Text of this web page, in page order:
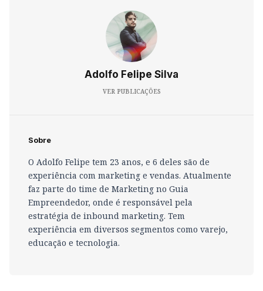
Adolfo Felipe Silva
VER PUBLICAÇÕES
Sobre
O Adolfo Felipe tem 23 anos, e 6 deles são de
experiência com marketing e vendas. Atualmente
faz parte do time de Marketing no Guia
Empreendedor, onde é responsável pela
estratégia de inbound marketing. Tem
experiência em diversos segmentos como varejo,
educação e tecnologia.